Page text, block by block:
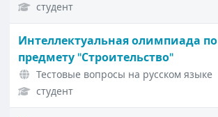
студент
Интеллектуальная олимпиада по
предмету "Строительство"
Тестовые вопросы на русском языке
студент